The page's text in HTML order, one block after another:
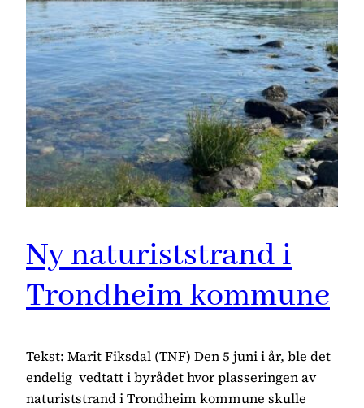
Ny naturiststrand i
Trondheim kommune
Tekst: Marit Fiksdal (TNF) Den 5 juni i år, ble det
endelig vedtatt i byrådet hvor plasseringen av
naturiststrand i Trondheim kommune skulle